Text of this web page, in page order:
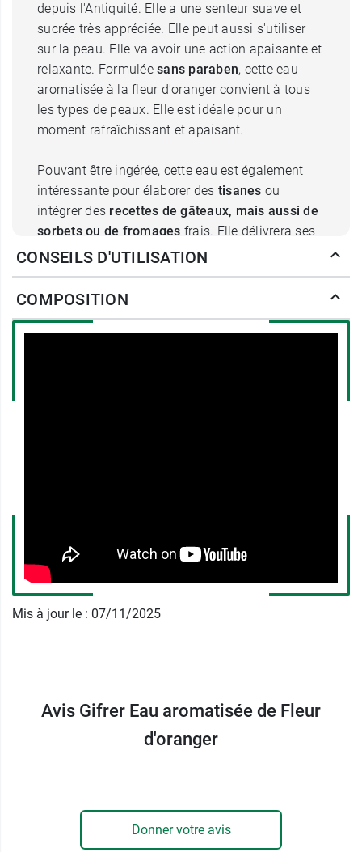
depuis l'Antiquité. Elle a une senteur suave et
sucrée très appréciée. Elle peut aussi s'utiliser
sur la peau. Elle va avoir une action apaisante et
relaxante. Formulée sans paraben, cette eau
aromatisée à la fleur d'oranger convient à tous
les types de peaux. Elle est idéale pour un
moment rafraîchissant et apaisant.
Pouvant être ingérée, cette eau est également
intéressante pour élaborer des tisanes ou
intégrer des recettes de gâteaux, mais aussi de
sorbets ou de fromages frais. Elle délivrera ses
arômes subtils et transformera le goût du plat.
La marque Gifrer propose des produits de soins
1912 et, animée d'un souci de traçabilité, élabore
CONSEILS D'UTILISATION
COMPOSITION
Mis à jour le : 07/11/2025
Avis Gifrer Eau aromatisée de Fleur
d'oranger
Donner votre avis